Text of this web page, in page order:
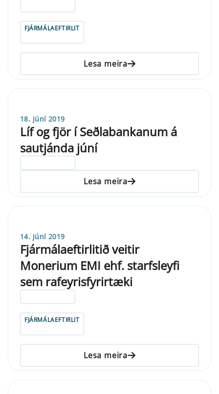
FJÁRMÁLAEFTIRLIT
Lesa meira
18. júní 2019
Líf og fjör í Seðlabankanum á
sautjánda júní
Lesa meira
14. júní 2019
Fjármálaeftirlitið veitir
Monerium EMI ehf. starfsleyfi
sem rafeyrisfyrirtæki
FJÁRMÁLAEFTIRLIT
Lesa meira